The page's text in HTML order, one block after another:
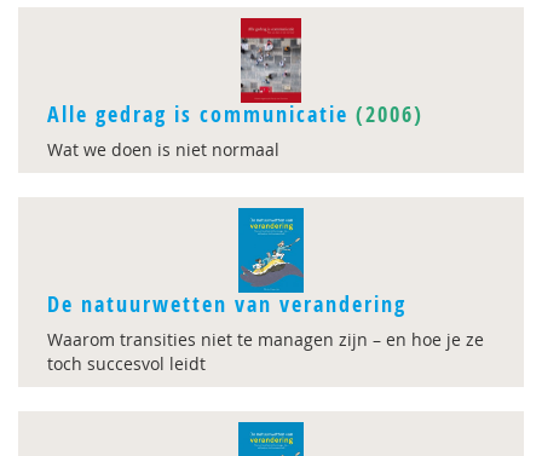
Alle gedrag is communicatie (2006)
Wat we doen is niet normaal
De natuurwetten van verandering
Waarom transities niet te managen zijn – en hoe je ze
toch succesvol leidt